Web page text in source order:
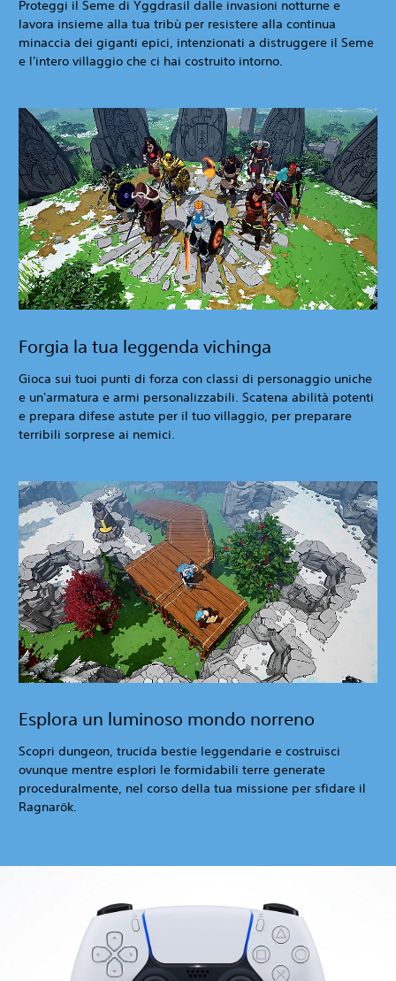
Proteggi il Seme di Yggdrasil dalle invasioni notturne e
lavora insieme alla tua tribù per resistere alla continua
minaccia dei giganti epici, intenzionati a distruggere il Seme
e l'intero villaggio che ci hai costruito intorno.
Forgia la tua leggenda vichinga
Gioca sui tuoi punti di forza con classi di personaggio uniche
e un'armatura e armi personalizzabili. Scatena abilità potenti
e prepara difese astute per il tuo villaggio, per preparare
terribili sorprese ai nemici.
Esplora un luminoso mondo norreno
Scopri dungeon, trucida bestie leggendarie e costruisci
ovunque mentre esplori le formidabili terre generate
proceduralmente, nel corso della tua missione per sfidare il
Ragnarök.